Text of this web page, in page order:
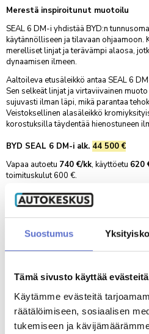
Suostumus
Tämä sivusto käyttää evästeitä
Käytämme evästeitä
räätälöimiseen, sosiaalisen
tukemiseen ja
Haunistentie 15, Raisio
AUTOKESKUS TURKU
Munkkionkuja 1, Turku
AUTOKESKUS HYVINKÄÄ
AUTOKESKUS OLARI (ESPOO)
Haltilanniitty 4, Espoo
Yritysmyynti
Hallinto
Markkinointi & viestintä
Laskutustiedot
Palaute
Reklamaatio
OTA YHTEYTTÄ
URA & AVOIMET TYÖPAIKAT
VASTUULLISUUS
TILAA UUTISKIRJE
Merestä inspiroitunut muotoilu
SEAL 6 DM-i yhdistää BYD:n
käytännölliseen ja tilavaan ohjaamoon.
merelliset linjat ja terävämpi alaosa,
dynaamisen ilmeen.
Aaltoileva etusäleikkö antaa SEAL 6
Sen selkeät linjat ja virtaviivainen
sujuvasti ilman läpi, mikä parantaa
Veistoksellinen alasäleikkö
korostuksilla täydentää hienostuneen
BYD SEAL 6 DM-i alk. 44 500 €
Vapaa autoetu 740 €/kk, käyttöetu 620
toimituskulut 600 €.
Katso hinnasto
Hyödynnä edut heti ja tule
VARAA KOEAJO TAI OTA
Esitteet:SEAL 6 DM-ijaSEAL 6 DM-i